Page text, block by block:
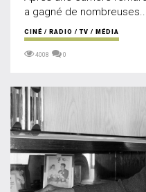
a gagné de
CINÉ / RADIO / TV / MÉDIA
4008 0